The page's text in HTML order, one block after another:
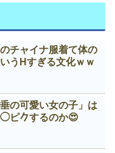
のチャイナ服着て体の
うНすぎる文化ｗｗ
の可愛い女の子」は
ピ𠂊するのか😍